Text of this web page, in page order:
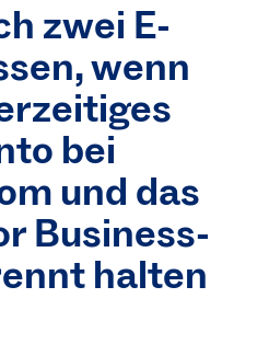
zwei E-
wenn
bei
und das
Business-
halten